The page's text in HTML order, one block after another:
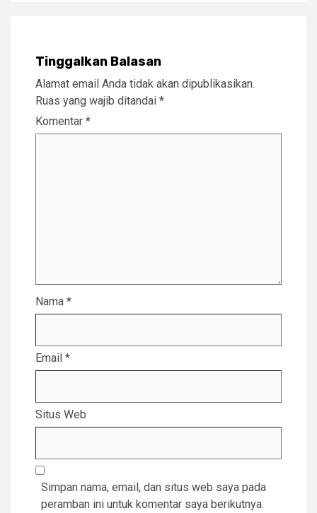
Tinggalkan Balasan
Alamat email Anda tidak akan dipublikasikan.
Ruas yang wajib ditandai *
Komentar *
Nama *
Email *
Situs Web
Simpan nama, email, dan situs web saya pada
peramban ini untuk komentar saya berikutnya.